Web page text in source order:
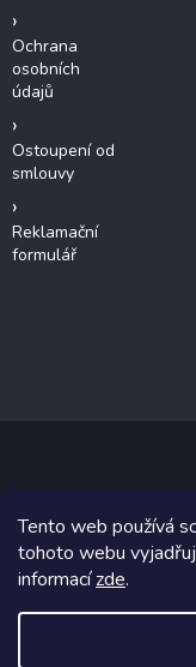
Tento web používá
tohoto webu
informacízde.
Ochrana
osobních
údajů
Ostoupení od
smlouvy
Reklamační
formulář
Copyright 2026van-
Grafický návrh vytvořil